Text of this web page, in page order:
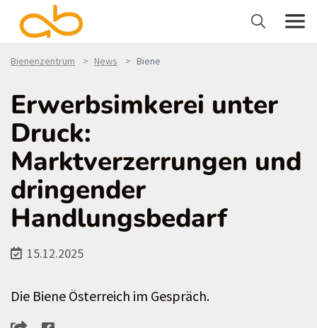
Bienenzentrum News Biene
Erwerbsimkerei unter
Druck:
Marktverzerrungen und
dringender
Handlungsbedarf
15.12.2025
Die Biene Österreich im Gespräch.